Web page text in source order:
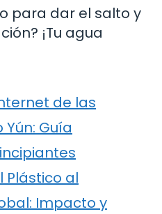
para dar el salto y
¡Tu agua
de las
Guía
Plástico al
Impacto y